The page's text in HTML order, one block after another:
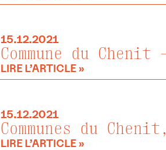
15.12.2021
Commune du
LIRE L’ARTICLE »
15.12.2021
Communes du
LIRE L’ARTICLE »